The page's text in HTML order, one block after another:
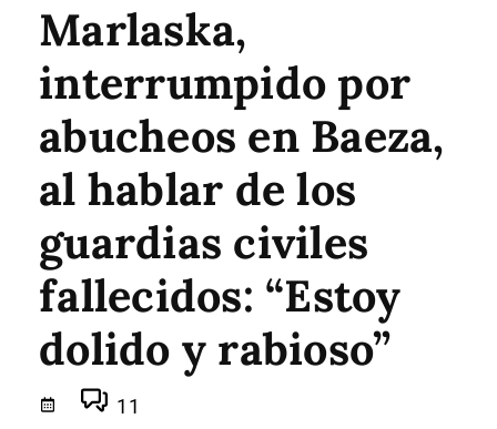
Marlaska,
interrumpido por
abucheos en Baeza,
al hablar de los
guardias civiles
fallecidos: “Estoy
dolido y rabioso”
11